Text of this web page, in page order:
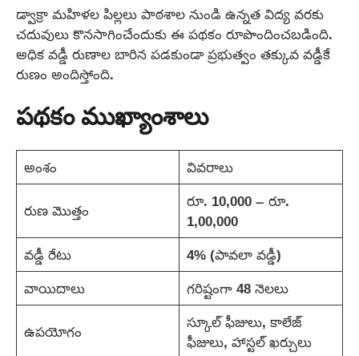
డ్వాక్రా మహిళల పిల్లలు పాఠశాల నుండి ఉన్నత విద్య వరకు
చదువులు కొనసాగించేందుకు ఈ పథకం రూపొందించబడింది.
అధిక వడ్డీ రుణాల బారిన పడకుండా ప్రభుత్వం తక్కువ వడ్డీకే
రుణం అందిస్తోంది.
పథకం ముఖ్యాంశాలు
అంశం
వివరాలు
రుణ మొత్తం
రూ. 10,000 – రూ.
1,00,000
వడ్డీ రేటు
4% (పావలా వడ్డీ)
వాయిదాలు
గరిష్టంగా 48 నెలలు
ఉపయోగం
స్కూల్ ఫీజులు, కాలేజ్
ఫీజులు, హాస్టల్ ఖర్చులు